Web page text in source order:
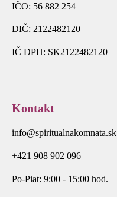
IČO: 56 882 254
DIČ: 2122482120
IČ DPH: SK2122482120
Kontakt
info@spiritualnakomnata.sk
+421 908 902 096
Po-Piat: 9:00 - 15:00 hod.